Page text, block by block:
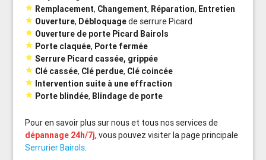
 Remplacement, Changement, Réparation, Entretien
 Ouverture, Débloquagede serrure Picard
 Ouverture de porte Picard Bairols
 Porte claquée, Porte fermée
 Serrure Picard cassée, grippée
 Clé cassée, Clé perdue, Clé coincée
 Intervention suite à une effraction
 Porte blindée, Blindage de porte
Pour en savoir plus sur nous et tous nos services de
dépannage 24h/7j, vous pouvez visiter la page principale
Serrurier Bairols.